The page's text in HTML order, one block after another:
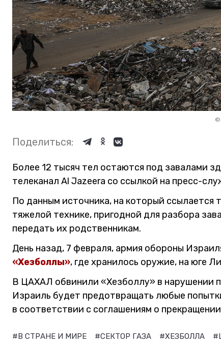
©
Поделиться:
Более 12 тысяч тел остаются под завалами
телеканал Al Jazeera со ссылкой на пресс-
По данным источника, на который ссылается
тяжелой технике, пригодной для разбора
передать их родственникам.
День назад, 7 февраля, армия обороны
«Хезболлы», где хранилось оружие, на юге
В ЦАХАЛ обвинили «Хезболлу» в нарушении
Израиль будет предотвращать любые
в соответствии с соглашениям о прекращении
#В СТРАНЕ И МИРЕ #СЕКТОР ГАЗА #ХЕЗБОЛЛА